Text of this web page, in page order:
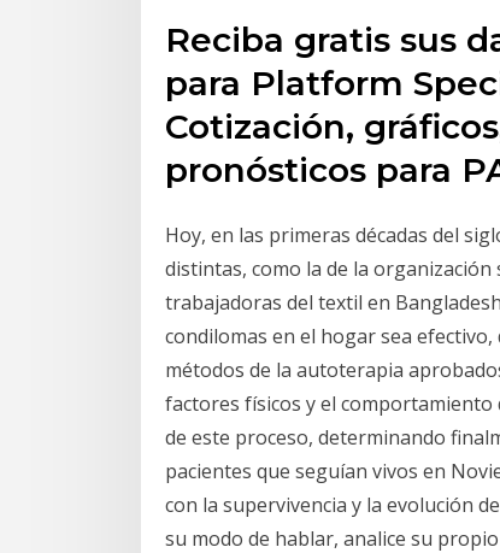
Reciba gratis sus
para Platform
Cotización,
pronósticos para
Hoy, en las primeras décadas del
distintas, como la de la
trabajadoras del textil en
condilomas en el hogar sea
métodos de la autoterapia
factores físicos y el comportamiento
de este proceso, determinando
pacientes que seguían vivos en
con la supervivencia y la evolución
su modo de hablar, analice su propio